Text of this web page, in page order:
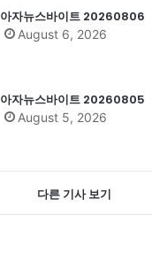
아자뉴스바이트 20260806
August 6, 2026
아자뉴스바이트 20260805
August 5, 2026
다른 기사 보기